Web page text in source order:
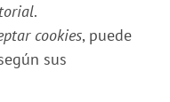
.
cookies, puede
sus